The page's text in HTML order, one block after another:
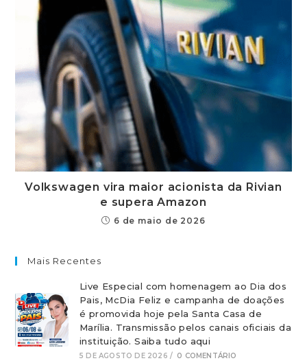
Volkswagen vira maior acionista da Rivian
e supera Amazon
6 de maio de 2026
Mais Recentes
Live Especial com homenagem ao Dia dos
Pais, McDia Feliz e campanha de doações
é promovida hoje pela Santa Casa de
Marília. Transmissão pelos canais oficiais da
instituição. Saiba tudo aqui
5 DE AGOSTO DE 2026 / 0 COMENTÁRIO